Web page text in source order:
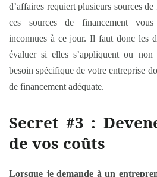
d’affaires requiert plusieurs sources
ces sources de financement
inconnues à ce jour. Il faut donc les
évaluer si elles s’appliquent ou
besoin spécifique de votre entreprise
de financement adéquate.
Secret #3 :
de vos coûts
Lorsque je demande à un